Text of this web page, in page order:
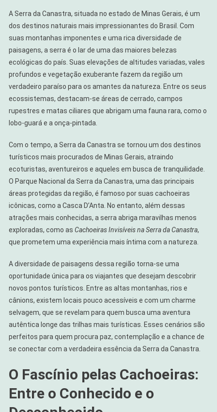
A Serra da Canastra, situada no estado de Minas Gerais, é um
dos destinos naturais mais impressionantes do Brasil. Com
suas montanhas imponentes e uma rica diversidade de
paisagens, a serra é o lar de uma das maiores belezas
ecológicas do país. Suas elevações de altitudes variadas, vales
profundos e vegetação exuberante fazem da região um
verdadeiro paraíso para os amantes da natureza. Entre os seus
ecossistemas, destacam-se áreas de cerrado, campos
rupestres e matas ciliares que abrigam uma fauna rara, como o
lobo-guará e a onça-pintada.
Com o tempo, a Serra da Canastra se tornou um dos destinos
turísticos mais procurados de Minas Gerais, atraindo
ecoturistas, aventureiros e aqueles em busca de tranquilidade.
O Parque Nacional da Serra da Canastra, uma das principais
áreas protegidas da região, é famoso por suas cachoeiras
icônicas, como a Casca D’Anta. No entanto, além dessas
atrações mais conhecidas, a serra abriga maravilhas menos
exploradas, como as Cachoeiras Invisíveis na Serra da Canastra,
que prometem uma experiência mais íntima com a natureza.
A diversidade de paisagens dessa região torna-se uma
oportunidade única para os viajantes que desejam descobrir
novos pontos turísticos. Entre as altas montanhas, rios e
cânions, existem locais pouco acessíveis e com um charme
selvagem, que se revelam para quem busca uma aventura
autêntica longe das trilhas mais turísticas. Esses cenários são
perfeitos para quem procura paz, contemplação e a chance de
se conectar com a verdadeira essência da Serra da Canastra.
O Fascínio pelas Cachoeiras:
Entre o Conhecido e o